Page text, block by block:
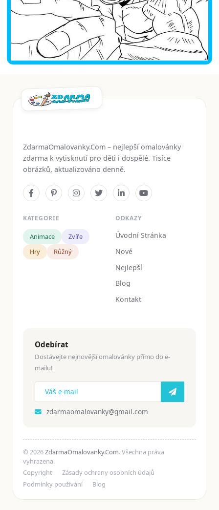
ZdarmaOmalovanky.Com – nejlepší omalovánky
zdarma k vytisknutí pro děti i dospělé. Tisíce
obrázků, aktualizováno denně.
KATEGORIE
Animace
Zvíře
Hry
Růžný
ODKAZY
Úvodní Stránka
Nové
Nejlepší
Blog
Kontakt
Odebírat
Dostávejte nejnovější omalovánky přímo do e-
mailu!
zdarmaomalovanky@gmail.com
© 2026ZdarmaOmalovanky.Com. Všechna práva
vyhrazena.
Copyright
Zásady ochrany osobních údajů
Podmínky používání
Blog